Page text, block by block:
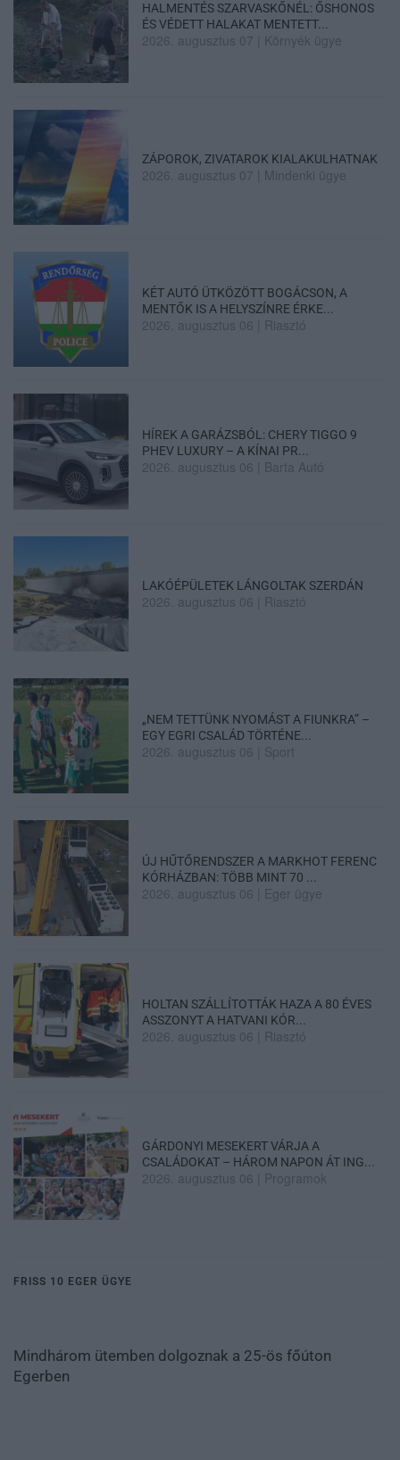
HALMENTÉS SZARVASKŐNÉL: ŐSHONOS
ÉS VÉDETT HALAKAT MENTETT...
2026. augusztus 07 Környék ügye
ZÁPOROK, ZIVATAROK KIALAKULHATNAK
2026. augusztus 07 Mindenki ügye
KÉT AUTÓ ÜTKÖZÖTT BOGÁCSON, A
MENTŐK IS A HELYSZÍNRE ÉRKE...
2026. augusztus 06 Riasztó
HÍREK A GARÁZSBÓL: CHERY TIGGO 9
PHEV LUXURY – A KÍNAI PR...
2026. augusztus 06 Barta Autó
LAKÓÉPÜLETEK LÁNGOLTAK SZERDÁN
2026. augusztus 06 Riasztó
„NEM TETTÜNK NYOMÁST A FIUNKRA” –
EGY EGRI CSALÁD TÖRTÉNE...
2026. augusztus 06 Sport
ÚJ HŰTŐRENDSZER A MARKHOT FERENC
KÓRHÁZBAN: TÖBB MINT 70 ...
2026. augusztus 06 Eger ügye
HOLTAN SZÁLLÍTOTTÁK HAZA A 80 ÉVES
ASSZONYT A HATVANI KÓR...
2026. augusztus 06 Riasztó
GÁRDONYI MESEKERT VÁRJA A
CSALÁDOKAT – HÁROM NAPON ÁT ING...
2026. augusztus 06 Programok
FRISS 10 EGER ÜGYE
Mindhárom ütemben dolgoznak a 25-ös főúton
Egerben